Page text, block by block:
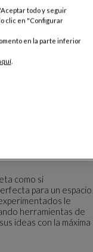
como si
para un espacio
le
herramientas de
ideas con la máxima
todo y seguir
clic en "Configurar
en la parte inferior
.